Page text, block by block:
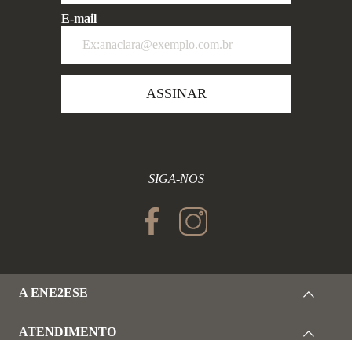
E-mail
ASSINAR
SIGA-NOS
A ENE2ESE
ATENDIMENTO